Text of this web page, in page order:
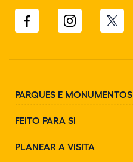
PARQUES E MONUMENTOS
FEITO PARA SI
PLANEAR A VISITA